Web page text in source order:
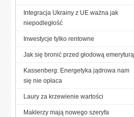
Integracja Ukrainy z UE ważna jak
niepodległość
Inwestycje tylko rentowne
Jak się bronić przed głodową emeryturą
Kassenberg: Energetyka jądrowa nam
się nie opłaca
Laury za krzewienie wartości
Maklerzy mają nowego szeryfa